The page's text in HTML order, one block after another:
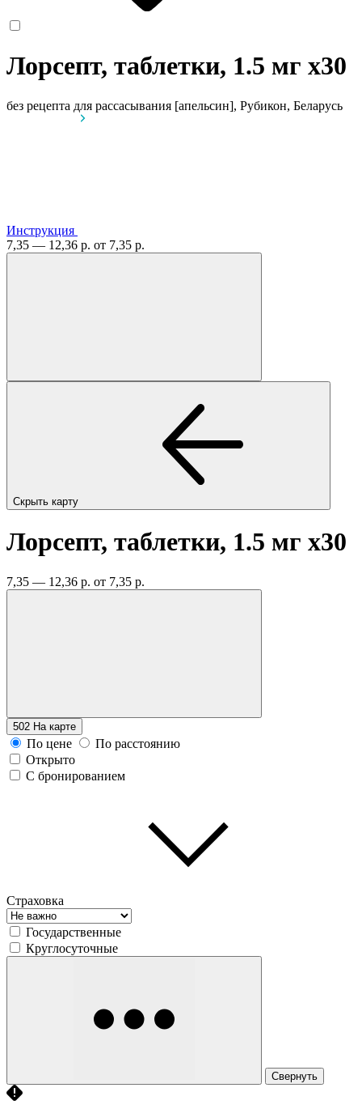
Лорсепт, таблетки, 1.5 мг x30
без рецепта для рассасывания [апельсин], Рубикон, Беларусь
Инструкция
7,35 — 12,36 р. от 7,35 р.
Скрыть карту
Лорсепт, таблетки, 1.5 мг x30
7,35 — 12,36 р. от 7,35 р.
502 На карте
По цене
По расстоянию
Открыто
С бронированием
Страховка
Государственные
Круглосуточные
Свернуть